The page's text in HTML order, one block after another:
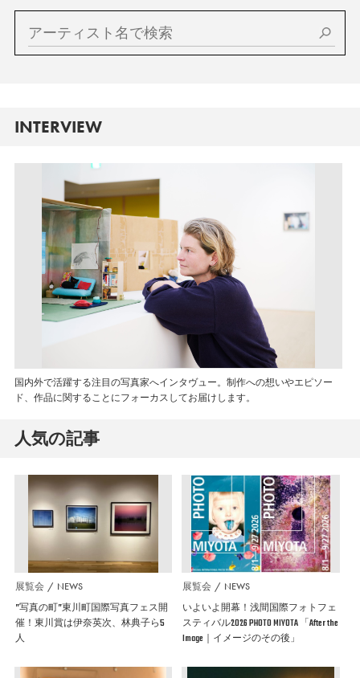
INTERVIEW
国内外で活躍する注目の写真家へインタヴュー。制作への想いやエピソー
ド、作品に関することにフォーカスしてお届けします。
人気の記事
展覧会 NEWS
”写真の町”東川町国際写真フェス開
催！東川賞は伊奈英次、林典子ら5
人
展覧会 NEWS
いよいよ開幕！浅間国際フォトフェ
スティバル2026 PHOTO MIYOTA 「After the
Image｜イメージのその後」